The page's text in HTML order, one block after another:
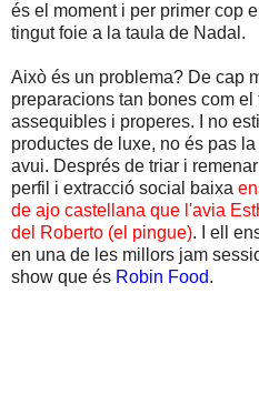
és el moment i per primer cop
tingut foie a la taula de Nadal.
Això és un problema? De cap
preparacions tan bones com
assequibles i properes. I no
productes de luxe, no és pas
avui. Després de triar i
perfil i extracció social baixa
de ajo castellana que l'avia
del Roberto (el pingue). I ell
en una de les millors jam
show que és Robin Food.